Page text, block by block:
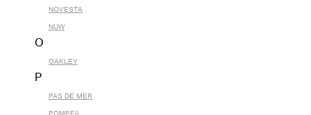
NOVESTA
NUW
O
OAKLEY
P
PAS DE MER